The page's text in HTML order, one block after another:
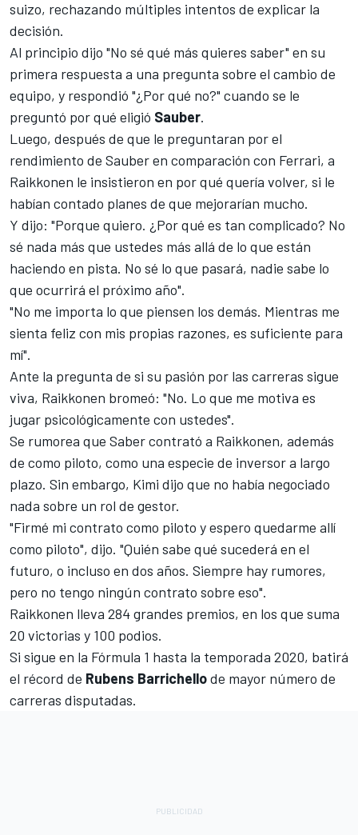
suizo, rechazando múltiples intentos de explicar la
decisión.
Al principio dijo "No sé qué más quieres saber" en su
primera respuesta a una pregunta sobre el cambio de
equipo, y respondió "¿Por qué no?" cuando se le
preguntó por qué eligió Sauber.
Luego, después de que le preguntaran por el
rendimiento de Sauber en comparación con Ferrari, a
Raikkonen le insistieron en por qué quería volver, si le
habían contado planes de que mejorarían mucho.
Y dijo: "Porque quiero. ¿Por qué es tan complicado? No
sé nada más que ustedes más allá de lo que están
haciendo en pista. No sé lo que pasará, nadie sabe lo
que ocurrirá el próximo año".
"No me importa lo que piensen los demás. Mientras me
sienta feliz con mis propias razones, es suficiente para
mí".
Ante la pregunta de si su pasión por las carreras sigue
viva, Raikkonen bromeó: "No. Lo que me motiva es
jugar psicológicamente con ustedes".
Se rumorea que Saber contrató a Raikkonen, además
de como piloto, como una especie de inversor a largo
plazo. Sin embargo, Kimi dijo que no había negociado
nada sobre un rol de gestor.
"Firmé mi contrato como piloto y espero quedarme allí
como piloto", dijo. "Quién sabe qué sucederá en el
futuro, o incluso en dos años. Siempre hay rumores,
pero no tengo ningún contrato sobre eso".
Raikkonen lleva 284 grandes premios, en los que suma
20 victorias y 100 podios.
Si sigue en la Fórmula 1 hasta la temporada 2020, batirá
el récord de Rubens Barrichellode mayor número de
carreras disputadas.